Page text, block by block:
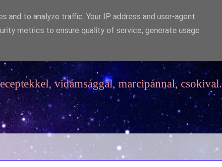
vidámsággal, marcipánnal, csokival.
and to analyze traffic. Your IP address and user-agent
metrics to ensure quality of service, generate usage